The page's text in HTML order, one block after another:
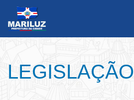
LEGISLAÇÃO